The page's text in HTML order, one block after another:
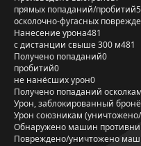
прямых попаданий/пробитий
осколочно-фугасных
Нанесение урона481
с дистанции свыше 300 м481
Получено попаданий0
пробитий0
не нанёсших урон0
Получено попаданий
Урон, заблокированный
Урон союзникам
Обнаружено машин
Повреждено/уничтожено